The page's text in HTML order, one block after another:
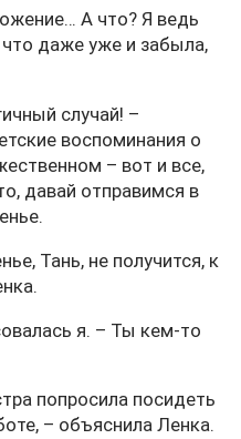
А что? Я ведь
даже уже и забыла,
случай! –
воспоминания о
– вот и все,
давай отправимся в
Тань, не получится, к
я. – Ты кем-то
попросила посидеть
– объяснила Ленка.